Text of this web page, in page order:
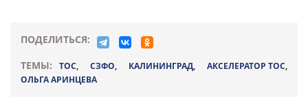
ПОДЕЛИТЬСЯ:
ТЕМЫ:
ТОС, СЗФО, КАЛИНИНГРАД, АКСЕЛЕРАТОР ТОС,
ОЛЬГА АРИНЦЕВА